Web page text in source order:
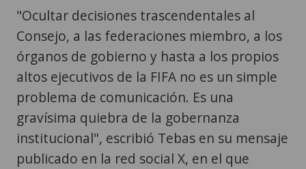
"Ocultar decisiones trascendentales al
Consejo, a las federaciones miembro, a los
órganos de gobierno y hasta a los propios
altos ejecutivos de la FIFA no es un simple
problema de comunicación. Es una
gravísima quiebra de la gobernanza
institucional", escribió Tebas en su mensaje
publicado en la red social X, en el que